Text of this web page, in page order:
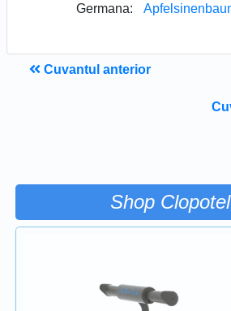
Germana:
Cuvantul anterior
Shop